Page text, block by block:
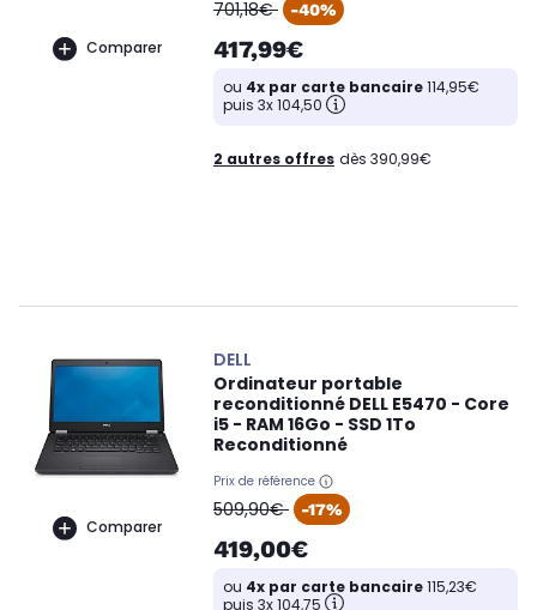
Comparer
701,18€ -40%
417,99€
ou 4x par carte bancaire114,95€
puis 3x 104,50
2 autres offres dès 390,99€
Comparer
DELL
Ordinateur portable
reconditionné DELL E5470 - Core
i5 - RAM 16Go - SSD 1To
Reconditionné
Prix de référence
oldPrice
509,90€ -17%
419,00€
ou 4x par carte bancaire115,23€
puis 3x 104,75